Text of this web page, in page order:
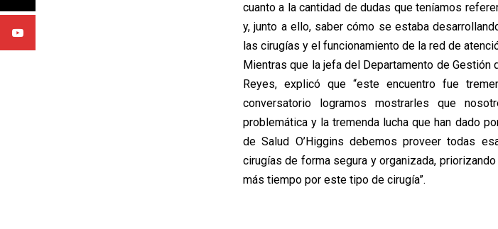
cuanto a la cantidad de dudas que teníamos
y, junto a ello, saber cómo se estaba
las cirugías y el funcionamiento de la red de
Mientras que la jefa del Departamento de Gestión
Reyes, explicó que “este encuentro fue
conversatorio logramos mostrarles que
problemática y la tremenda lucha que han dado
de Salud O’Higgins debemos proveer todas
cirugías de forma segura y organizada,
más tiempo por este tipo de cirugía”.